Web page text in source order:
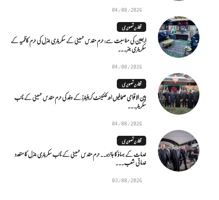
04/08/2026
تقاریر تصویری
اربعین کی مناسبت سے: حرم مقدس حسینی کے سکریٹری جنرل کی حرم کاظمیہ کے
سکریٹری جنر...
04/08/2026
تقاریر تصویری
بین الاقوامی صحافیوں اور کنٹینٹ کریئیٹرز کے وفد کی حرم مقدس حسینی کے نائب
سکریٹر...
04/08/2026
تقاریر تصویری
خدمات کے بہاؤ کا جائزہ.. حرم مقدس حسینی کے نائب سکریٹری جنرل کا متعدد
خدماتی شعب...
03/08/2026